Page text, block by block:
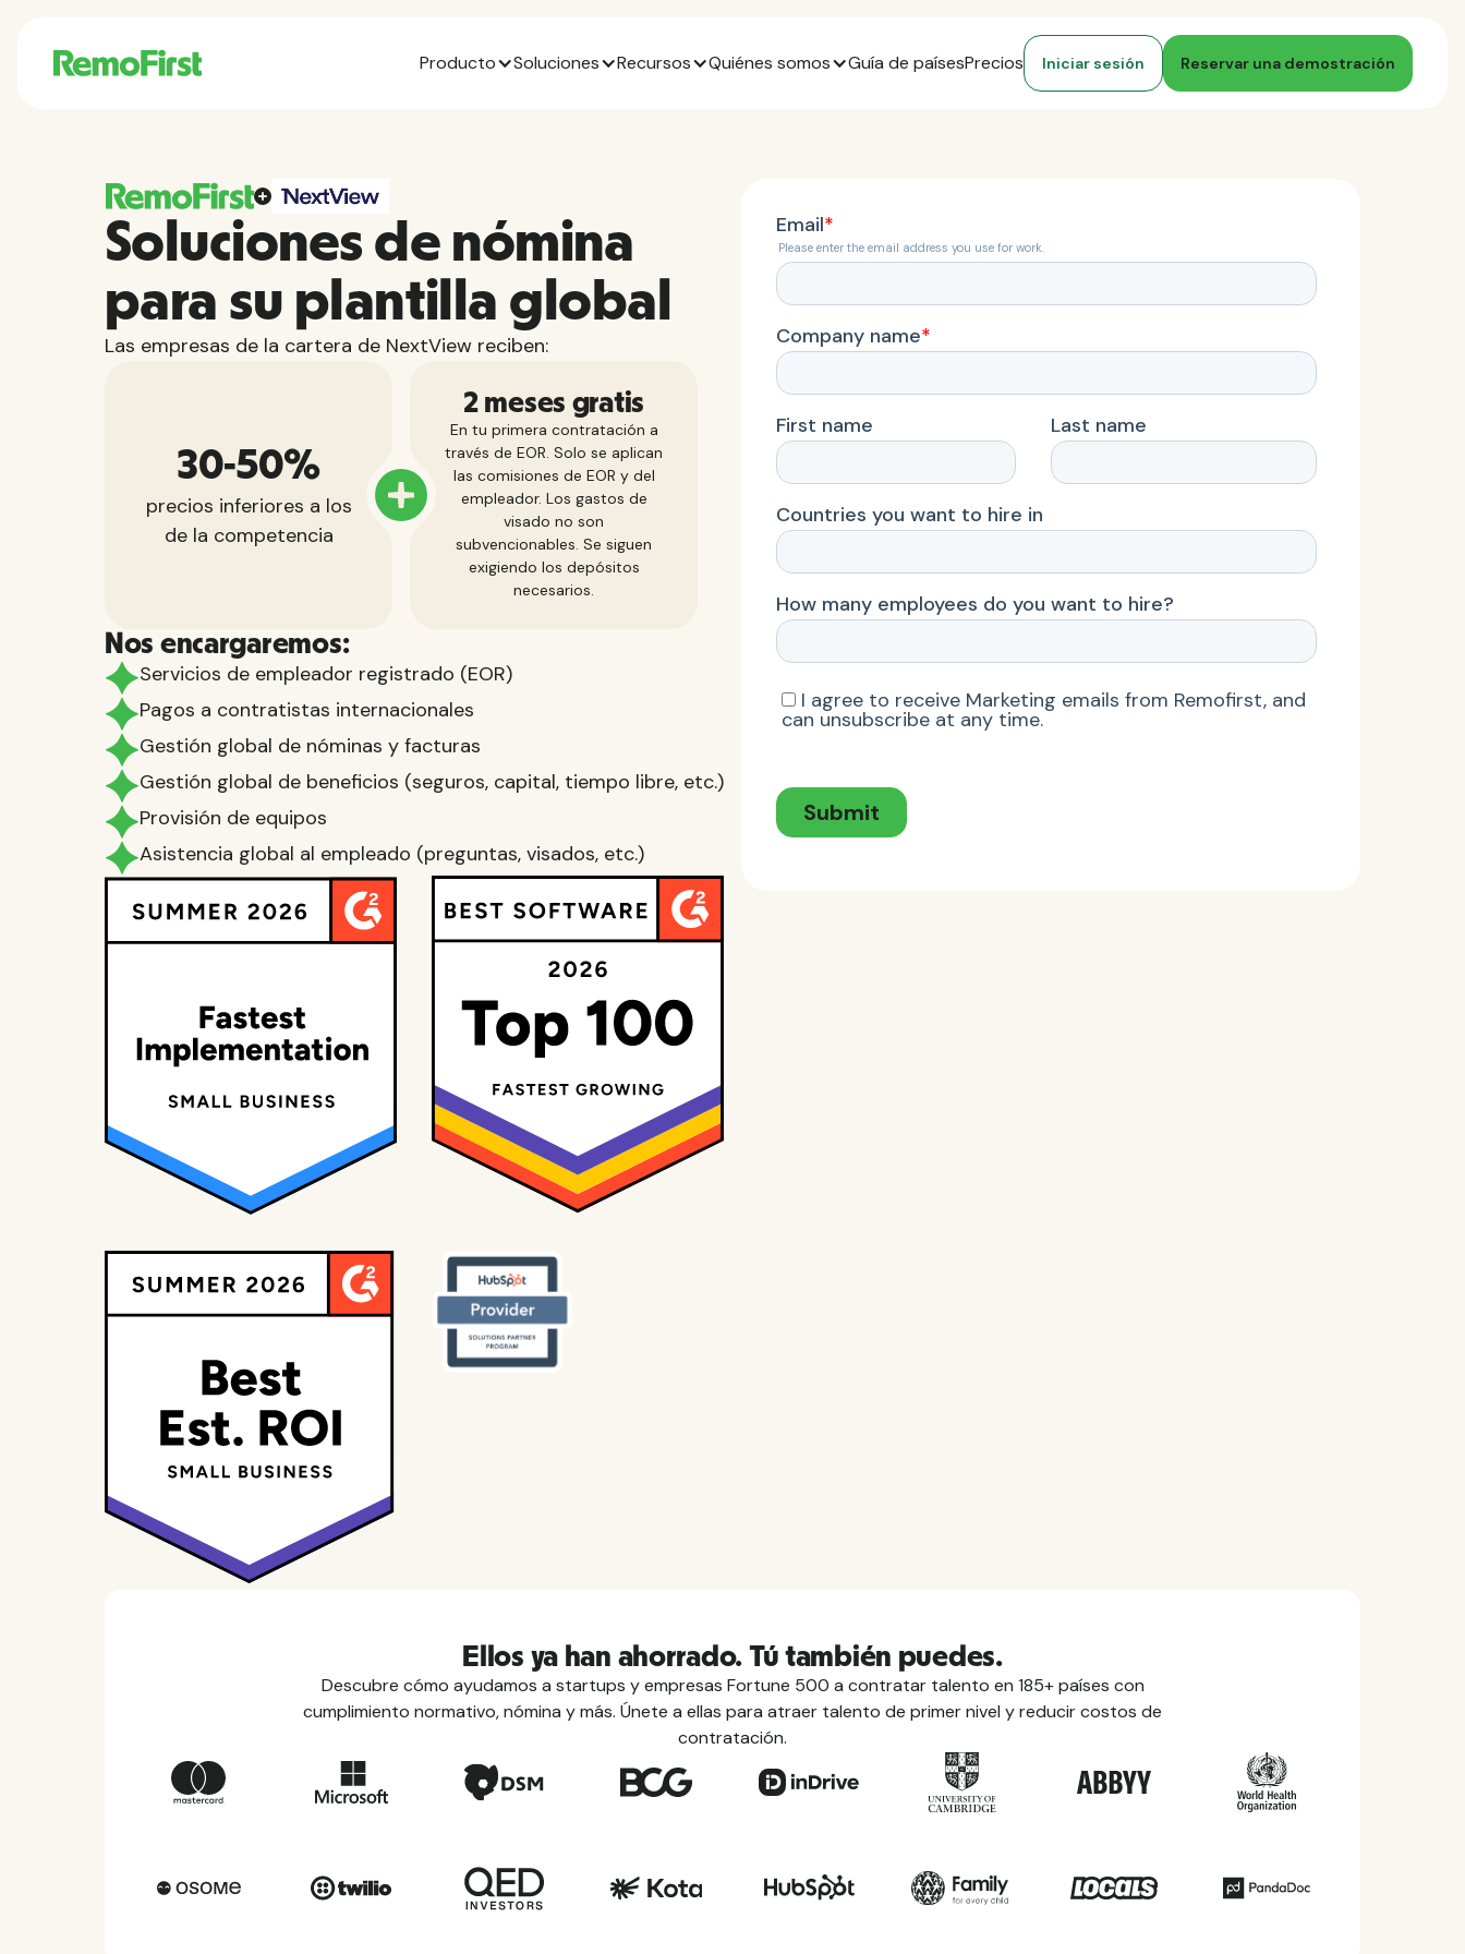
Producto Soluciones Recursos Quiénes somos Guía de paísesPrecios Iniciar sesión Reservar una demostración
Soluciones de nómina
para su plantilla global
Las empresas de la cartera de NextView reciben:
30-50%
precios inferiores a los
de la competencia
2 meses gratis
En tu primera contratación a
través de EOR. Solo se aplican
las comisiones de EOR y del
empleador. Los gastos de
visado no son
subvencionables. Se siguen
exigiendo los depósitos
necesarios.
Nos encargaremos:
Servicios de empleador registrado (EOR)
Pagos a contratistas internacionales
Gestión global de nóminas y facturas
Gestión global de beneficios (seguros, capital, tiempo libre, etc.)
Provisión de equipos
Asistencia global al empleado (preguntas, visados, etc.)
Ellos ya han ahorrado. Tú también puedes.
Descubre cómo ayudamos a startups y empresas Fortune 500 a contratar talento en 185+ países con
cumplimiento normativo, nómina y más. Únete a ellas para atraer talento de primer nivel y reducir costos de
contratación.